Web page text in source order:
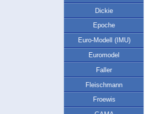
Dickie
Epoche
Euro-Modell (IMU)
Euromodel
Faller
Fleischmann
Froewis